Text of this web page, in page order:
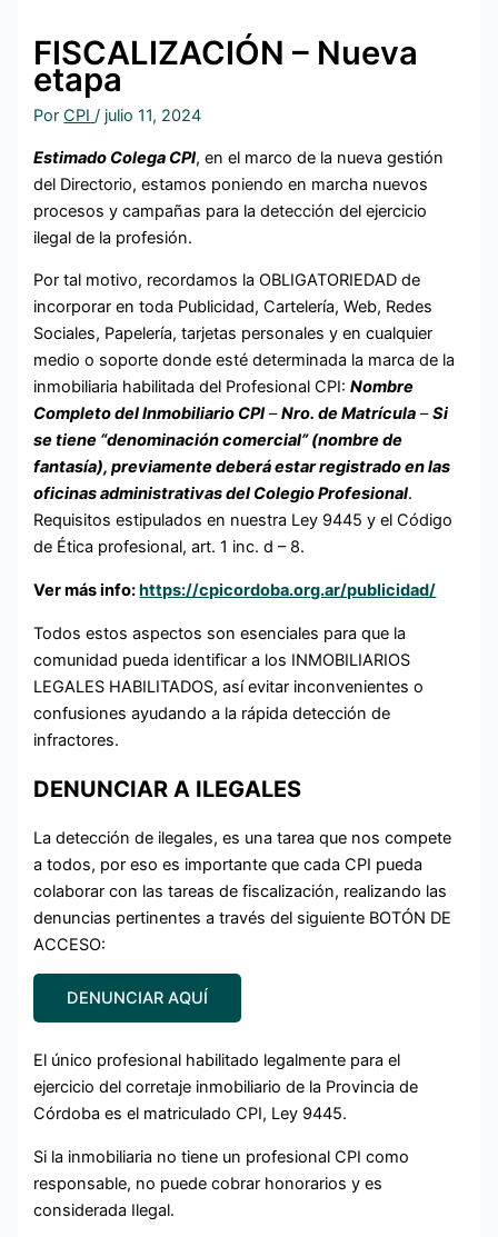
FISCALIZACIÓN – Nueva
etapa
PorCPI/ julio 11, 2024
Estimado Colega CPI, en el marco de la nueva gestión
del Directorio, estamos poniendo en marcha nuevos
procesos y campañas para la detección del ejercicio
ilegal de la profesión.
Por tal motivo, recordamos la OBLIGATORIEDAD de
incorporar en toda Publicidad, Cartelería, Web, Redes
Sociales, Papelería, tarjetas personales y en cualquier
medio o soporte donde esté determinada la marca de la
inmobiliaria habilitada del Profesional CPI:Nombre
Completo del Inmobiliario CPI–Nro. de Matrícula –Si
se tiene “denominación comercial” (nombre de
fantasía), previamente deberá estar registrado en las
oficinas administrativas del Colegio Profesional.
Requisitos estipulados en nuestra Ley 9445 y el Código
de Ética profesional, art. 1 inc. d – 8.
Ver más info:https://cpicordoba.org.ar/publicidad/
Todos estos aspectos son esenciales para que la
comunidad pueda identificar a los INMOBILIARIOS
LEGALES HABILITADOS, así evitar inconvenientes o
confusiones ayudando a la rápida detección de
infractores.
DENUNCIAR A ILEGALES
La detección de ilegales, es una tarea que nos compete
a todos, por eso es importante que cada CPI pueda
colaborar con las tareas de fiscalización, realizando las
denuncias pertinentes a través del siguiente BOTÓN DE
ACCESO:
DENUNCIAR AQUÍ
El único profesional habilitado legalmente para el
ejercicio del corretaje inmobiliario de la Provincia de
Córdoba es el matriculado CPI, Ley 9445.
Si la inmobiliaria no tiene un profesional CPI como
responsable, no puede cobrar honorarios y es
considerada Ilegal.